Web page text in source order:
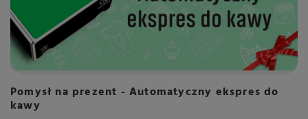
Pomysł na prezent - Automatyczny ekspres do
kawy